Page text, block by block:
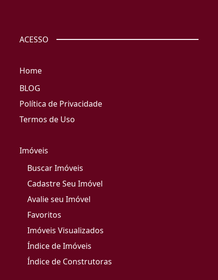
ACESSO
Home
BLOG
Política de Privacidade
Termos de Uso
Imóveis
Buscar Imóveis
Cadastre Seu Imóvel
Avalie seu Imóvel
Favoritos
Imóveis Visualizados
Índice de Imóveis
Índice de Construtoras